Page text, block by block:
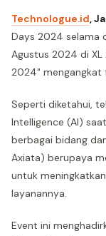
Technologue.id,
Days 2024 selama
Agustus 2024 di XL
2024" mengangkat
Seperti diketahui,
Intelligence (AI)
berbagai bidang
Axiata) berupaya
untuk
layanannya.
Event ini